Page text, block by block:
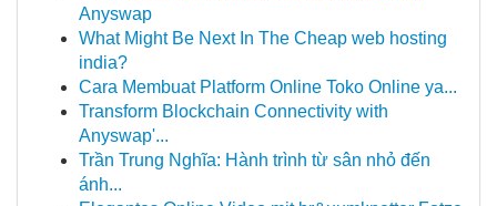
Anyswap
What Might Be Next In The Cheap web hosting
india?
Cara Membuat Platform Online Toko Online ya...
Transform Blockchain Connectivity with
Anyswap'...
Trần Trung Nghĩa: Hành trình từ sân nhỏ đến
ánh...